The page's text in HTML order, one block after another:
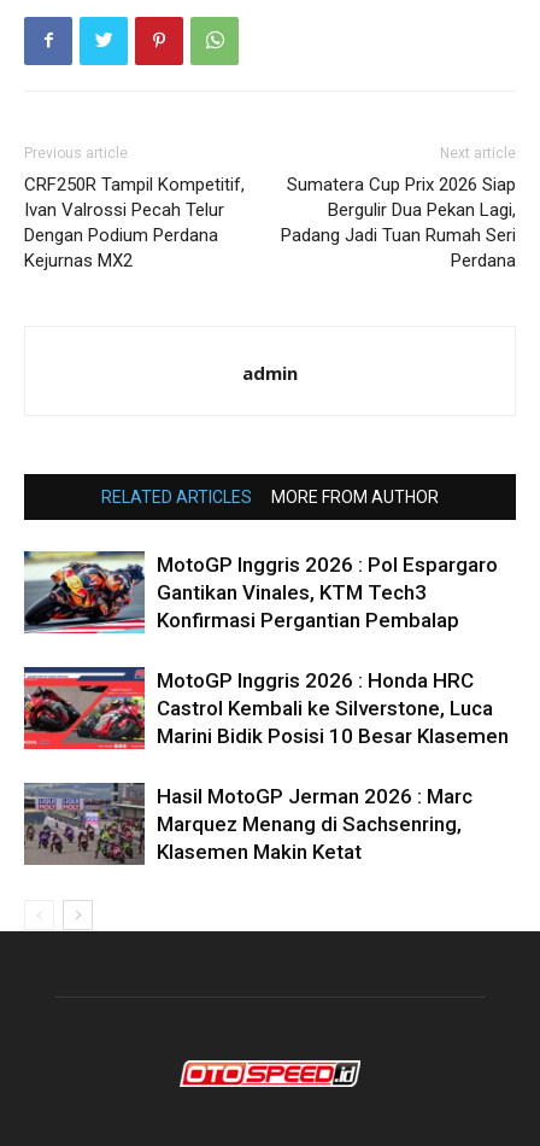
Previous article
CRF250R Tampil Kompetitif,
Ivan Valrossi Pecah Telur
Dengan Podium Perdana
Kejurnas MX2
Next article
Sumatera Cup Prix 2026 Siap
Bergulir Dua Pekan Lagi,
Padang Jadi Tuan Rumah Seri
Perdana
admin
RELATED ARTICLES MORE FROM AUTHOR
MotoGP Inggris 2026 : Pol Espargaro
Gantikan Vinales, KTM Tech3
Konfirmasi Pergantian Pembalap
MotoGP Inggris 2026 : Honda HRC
Castrol Kembali ke Silverstone, Luca
Marini Bidik Posisi 10 Besar Klasemen
Hasil MotoGP Jerman 2026 : Marc
Marquez Menang di Sachsenring,
Klasemen Makin Ketat